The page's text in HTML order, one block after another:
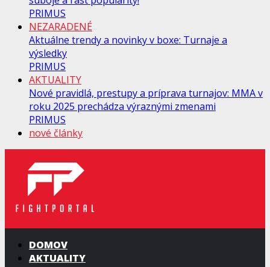
PRIMUS
NEZARADENÉ
Aktuálne trendy a novinky v boxe: Turnaje a
výsledky
PRIMUS
AKTUALITY
Nové pravidlá, prestupy a príprava turnajov: MMA v
roku 2025 prechádza výraznými zmenami
PRIMUS
nové články
DOMOV
AKTUALITY